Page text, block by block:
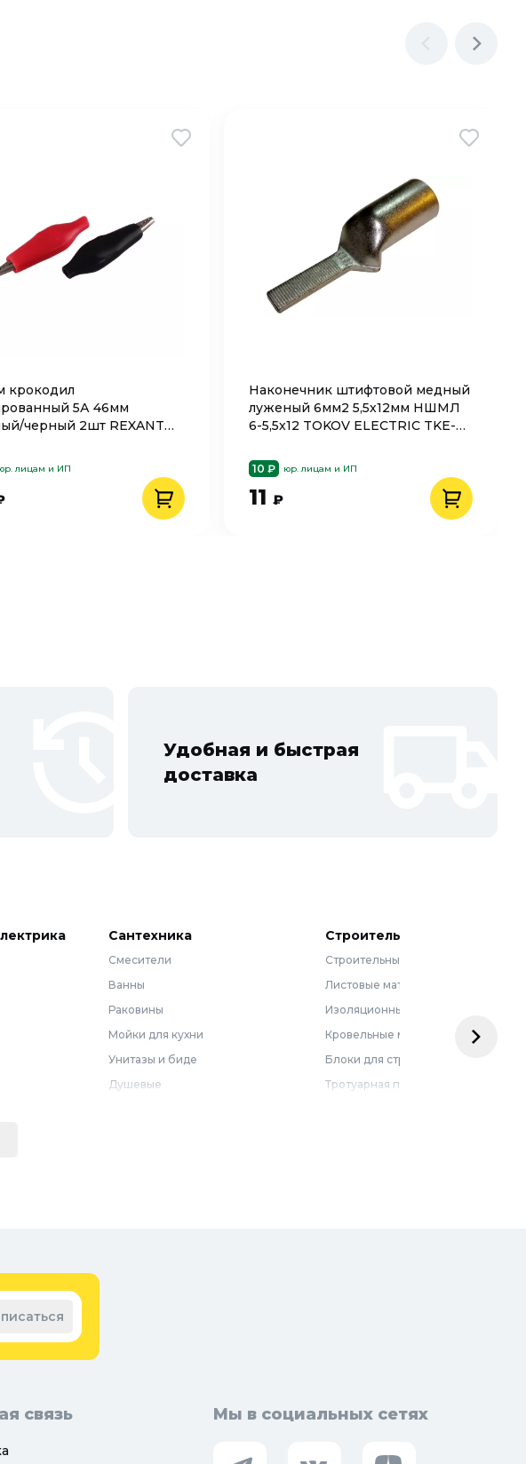
крокодил
5А 46мм
черный 2шт REXANT
лицам и ИП
Наконечник штифтовой медный
луженый 6мм2 5,5х12мм НШМЛ
6-5,5х12 TOKOV ELECTRIC TKE-
10 ₽ юр. лицам и ИП
11 ₽
Удобная и быстрая
доставка
Сантехника
Смесители
Ванны
Раковины
Мойки для кухни
Унитазы и биде
Душевые
Строительные материалы
Строительные смеси
Листовые материалы
Изоляционные материалы
Кровельные материалы
Блоки для строительства
Тротуарная плитка
связь Мы в социальных сетях